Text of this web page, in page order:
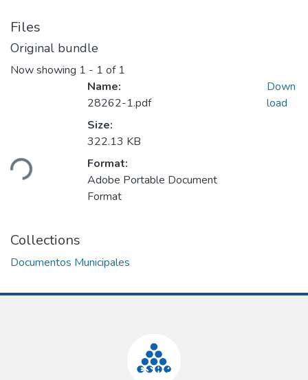
Files
Original bundle
Now showing 1 - 1 of 1
Name:
28262-1.pdf
Size:
322.13 KB
Format:
Adobe Portable Document
Format
Down
load
Collections
Documentos Municipales